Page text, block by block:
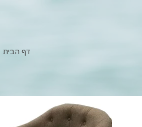
דף הבית